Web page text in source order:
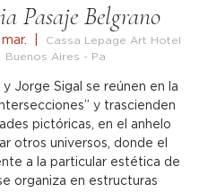
Pasaje Belgrano
Cassa Lepage Art Hotel
Buenos Aires - Pa
Jorge Sigal se reúnen en la
y trascienden
pictóricas, en el anhelo
otros universos, donde el
a la particular estética de
organiza en estructuras